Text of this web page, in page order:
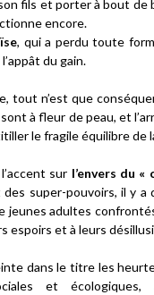
fils et porter à bout de
encore.
, qui a perdu toute
du gain.
tout n’est que
à fleur de peau, et
le fragile équilibre de
sur l’envers du «
super-pouvoirs, il y a
jeunes adultes
espoirs et à leurs
dans le titre les
et